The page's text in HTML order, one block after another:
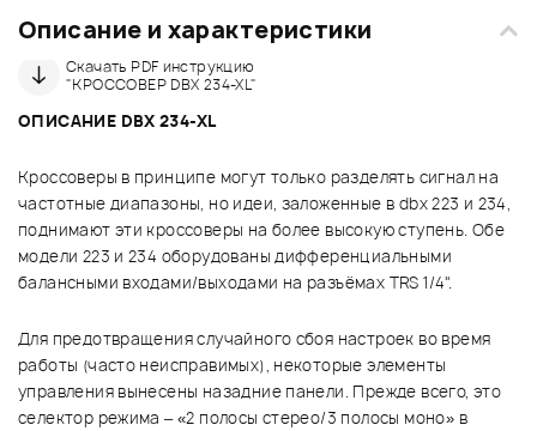
Описание и характеристики
Скачать PDF инструкцию
"КРОССОВЕР DBX 234-XL"
ОПИСАНИЕ DBX 234-XL
Кроссоверы в принципе могут только разделять сигнал на
частотные диапазоны, но идеи, заложенные в dbx 223 и 234,
поднимают эти кроссоверы на более высокую ступень. Обе
модели 223 и 234 оборудованы дифференциальными
балансными входами/выходами на разъёмах TRS 1/4".
Для предотвращения случайного сбоя настроек во время
работы (часто неисправимых), некоторые элементы
управления вынесены назадние панели. Прежде всего, это
селектор режима – «2 полосы стерео/3 полосы моно» в